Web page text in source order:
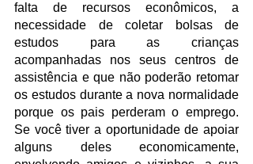
falta de recursos econômicos, a
necessidade de coletar bolsas de
estudos para as crianças
acompanhadas nos seus centros de
assistência e que não poderão retomar
os estudos durante a nova normalidade
porque os pais perderam o emprego.
Se você tiver a oportunidade de apoiar
alguns deles economicamente,